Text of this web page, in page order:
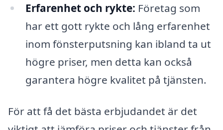
Erfarenhet och rykte: Företag som
har ett gott rykte och lång erfarenhet
inom fönsterputsning kan ibland ta ut
högre priser, men detta kan också
garantera högre kvalitet på tjänsten.
För att få det bästa erbjudandet är det